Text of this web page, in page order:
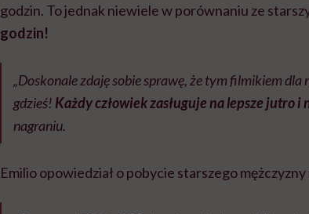
godzin. To jednak niewiele w porównaniu ze
godzin!
„Doskonale zdaję sobie sprawę, że tym filmikiem
gdzieś! Każdy człowiek zasługuje na lepsze jutro i
nagraniu.
Emilio opowiedział o pobycie starszego